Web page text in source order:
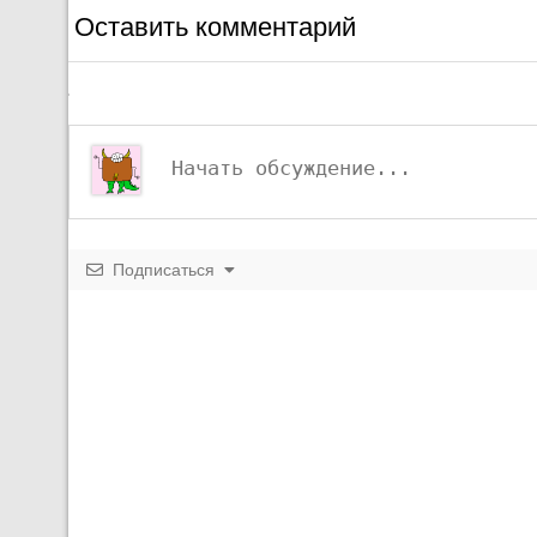
Оставить комментарий
Подписаться